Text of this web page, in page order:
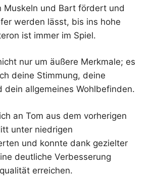
Muskeln und Bart fördert und
werden lässt, bis ins hohe
ist immer im Spiel.
nur um äußere Merkmale; es
deine Stimmung, deine
dein allgemeines Wohlbefinden.
an Tom aus dem vorherigen
unter niedrigen
und konnte dank gezielter
deutliche Verbesserung
erreichen.